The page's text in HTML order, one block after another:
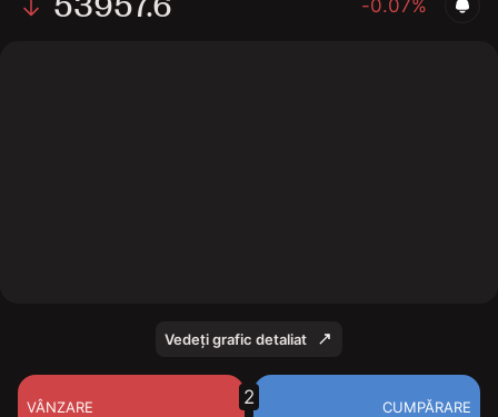
-0.07%
Vedeți grafic detaliat
VÂNZARE CUMPĂRARE
2